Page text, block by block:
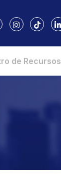
de Recursos